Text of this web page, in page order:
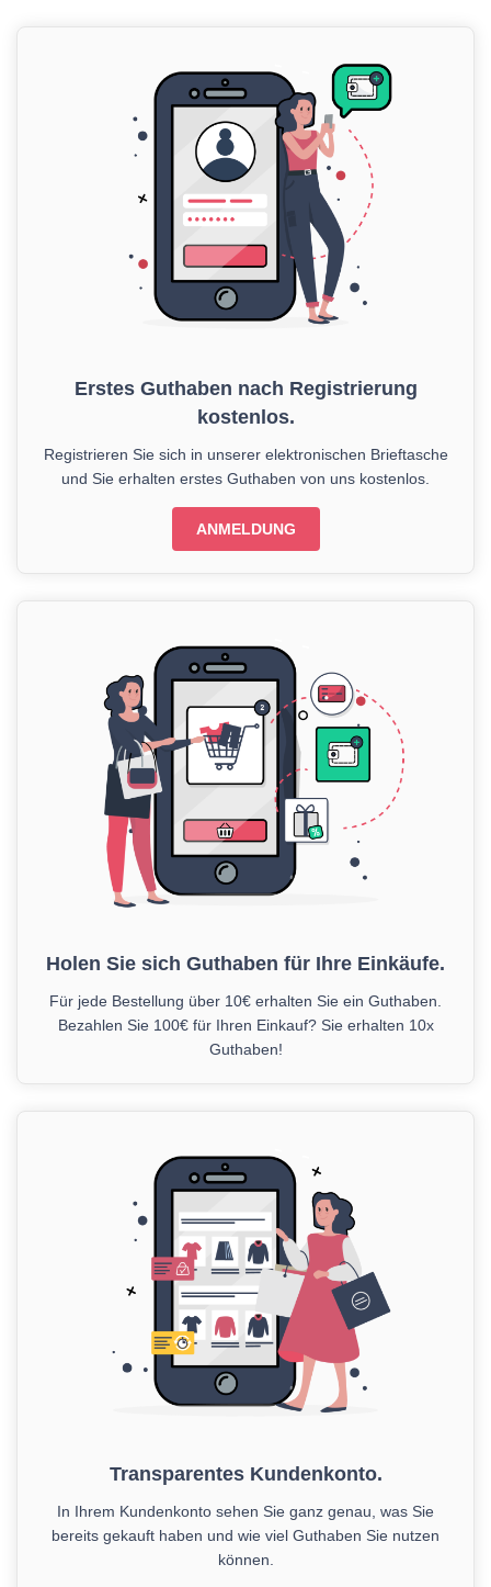
Erstes Guthaben nach Registrierung
kostenlos.
Registrieren Sie sich in unserer elektronischen Brieftasche
und Sie erhalten erstes Guthaben von uns kostenlos.
ANMELDUNG
Holen Sie sich Guthaben für Ihre Einkäufe.
Für jede Bestellung über 10€ erhalten Sie ein Guthaben.
Bezahlen Sie 100€ für Ihren Einkauf? Sie erhalten 10x
Guthaben!
Transparentes Kundenkonto.
In Ihrem Kundenkonto sehen Sie ganz genau, was Sie
bereits gekauft haben und wie viel Guthaben Sie nutzen
können.